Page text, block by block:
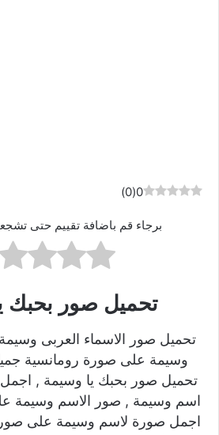
0
(
0
)
برجاء قم باضافة تقييم حتى
تحميل صور بحبك
تحميل صور الاسماء العربى
وسيمة على صورة رومانسية
تحميل صور بحبك يا وسيمة ,
اسم وسيمة , صور الاسم وسيمة
اجمل صورة لاسم وسيمة على